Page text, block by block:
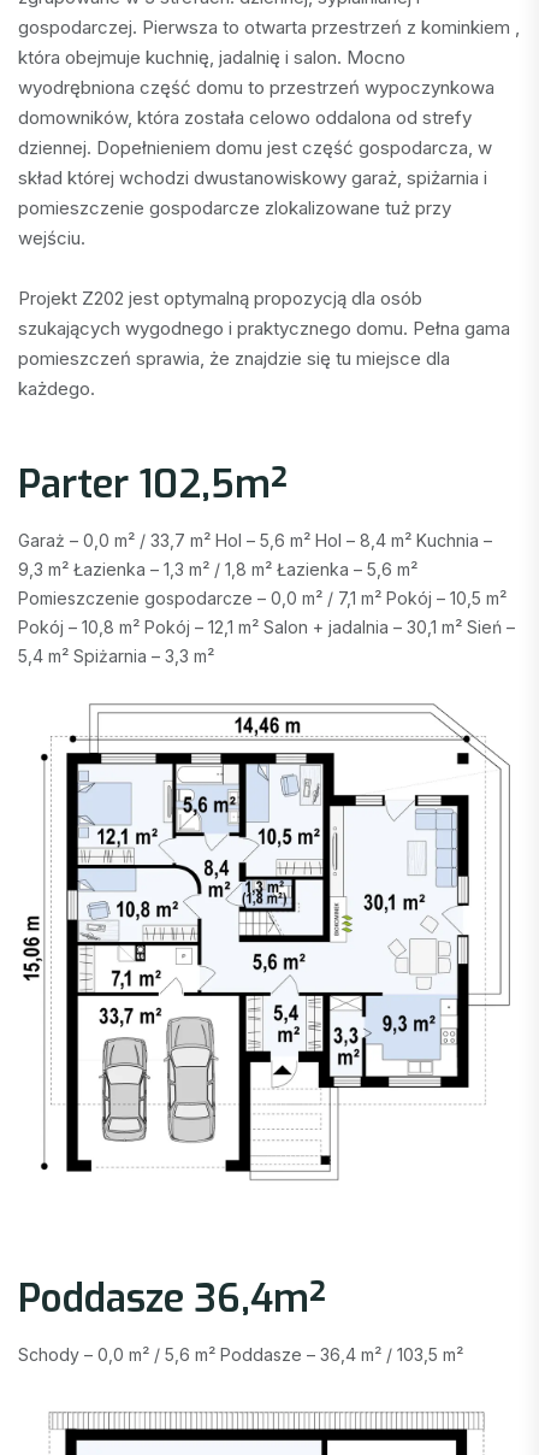
gospodarczej. Pierwsza to otwarta przestrzeń z kominkiem ,
która obejmuje kuchnię, jadalnię i salon. Mocno
wyodrębniona część domu to przestrzeń wypoczynkowa
domowników, która została celowo oddalona od strefy
dziennej. Dopełnieniem domu jest część gospodarcza, w
skład której wchodzi dwustanowiskowy garaż, spiżarnia i
pomieszczenie gospodarcze zlokalizowane tuż przy
wejściu.
Projekt Z202 jest optymalną propozycją dla osób
szukających wygodnego i praktycznego domu. Pełna gama
pomieszczeń sprawia, że znajdzie się tu miejsce dla
każdego.
Parter 102,5m²
Garaż – 0,0 m² / 33,7 m² Hol – 5,6 m² Hol – 8,4 m² Kuchnia –
9,3 m² Łazienka – 1,3 m² / 1,8 m² Łazienka – 5,6 m²
Pomieszczenie gospodarcze – 0,0 m² / 7,1 m² Pokój – 10,5 m²
Pokój – 10,8 m² Pokój – 12,1 m² Salon + jadalnia – 30,1 m² Sień –
5,4 m² Spiżarnia – 3,3 m²
Poddasze 36,4m²
Schody – 0,0 m² / 5,6 m² Poddasze – 36,4 m² / 103,5 m²